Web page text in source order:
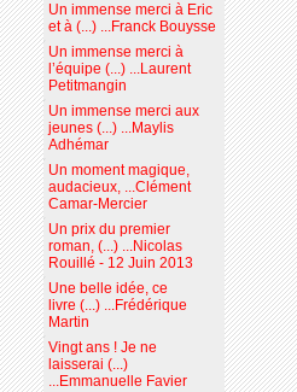
Un immense merci à Eric
et à (...) ...Franck Bouysse
Un immense merci à
l’équipe (...) ...Laurent
Petitmangin
Un immense merci aux
jeunes (...) ...Maylis
Adhémar
Un moment magique,
audacieux, ...Clément
Camar-Mercier
Un prix du premier
roman, (...) ...Nicolas
Rouillé - 12 Juin 2013
Une belle idée, ce
livre (...) ...Frédérique
Martin
Vingt ans ! Je ne
laisserai (...)
...Emmanuelle Favier